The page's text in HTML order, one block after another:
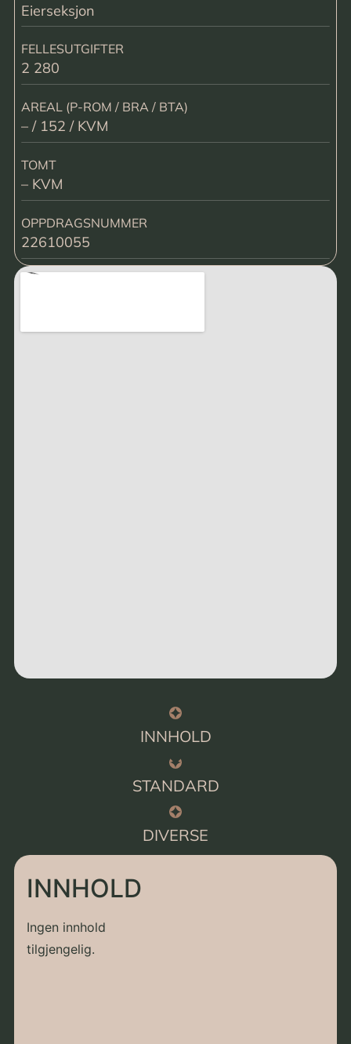
Eierseksjon
FELLESUTGIFTER
2 280
AREAL (P-ROM / BRA / BTA)
– / 152 / KVM
TOMT
– KVM
OPPDRAGSNUMMER
22610055
INNHOLD
STANDARD
DIVERSE
INNHOLD
Ingen innhold
tilgjengelig.